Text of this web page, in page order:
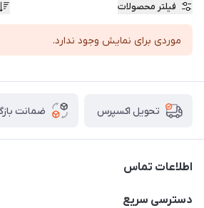
فیلتر محصولات
موردی برای نمایش وجود ندارد.
تحویل اکسپرس ضمانت
اطلاعات تماس
09106753413
دسترسی سریع